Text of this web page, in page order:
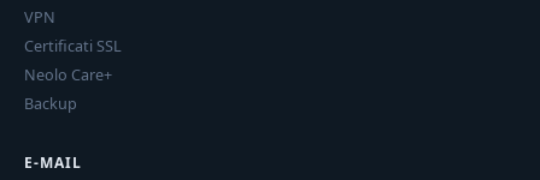
VPN
Certificati SSL
Neolo Care+
Backup
E-MAIL